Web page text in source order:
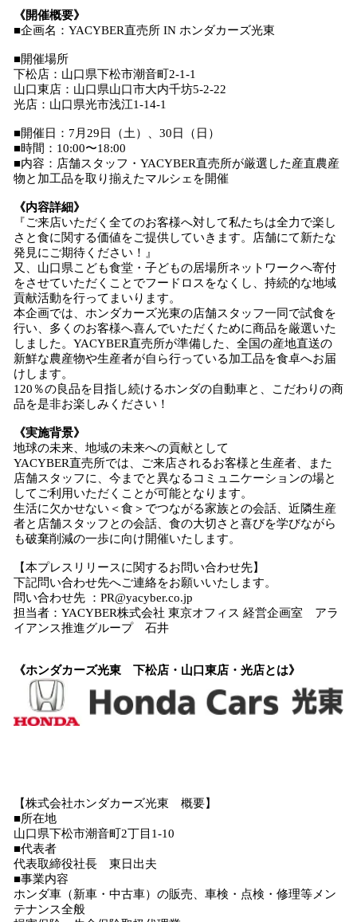
《開催概要》
■企画名：YACYBER直売所 IN ホンダカーズ光東
■開催場所
下松店：山口県下松市潮音町2-1-1
山口東店：山口県山口市大内千坊5-2-22
光店：山口県光市浅江1-14-1
■開催日：7月29日（土）、30日（日）
■時間：10:00〜18:00
■内容：店舗スタッフ・YACYBER直売所が厳選した産直農産
物と加工品を取り揃えたマルシェを開催
《内容詳細》
『ご来店いただく全てのお客様へ対して私たちは全力で楽し
さと食に関する価値をご提供していきます。店舗にて新たな
発見にご期待ください！』
又、山口県こども食堂・子どもの居場所ネットワークへ寄付
をさせていただくことでフードロスをなくし、持続的な地域
貢献活動を行ってまいります。
本企画では、ホンダカーズ光東の店舗スタッフ一同で試食を
行い、多くのお客様へ喜んでいただくために商品を厳選いた
しました。YACYBER直売所が準備した、全国の産地直送の
新鮮な農産物や生産者が自ら行っている加工品を食卓へお届
けします。
120％の良品を目指し続けるホンダの自動車と、こだわりの商
品を是非お楽しみください！
《実施背景》
地球の未来、地域の未来への貢献として
YACYBER直売所では、ご来店されるお客様と生産者、また
店舗スタッフに、今までと異なるコミュニケーションの場と
してご利用いただくことが可能となります。
生活に欠かせない＜食＞でつながる家族との会話、近隣生産
者と店舗スタッフとの会話、食の大切さと喜びを学びながら
も破棄削減の一歩に向け開催いたします。
【本プレスリリースに関するお問い合わせ先】
下記問い合わせ先へご連絡をお願いいたします。
問い合わせ先 ：PR@yacyber.co.jp
担当者：YACYBER株式会社 東京オフィス 経営企画室 アラ
イアンス推進グループ 石井
《ホンダカーズ光東 下松店・山口東店・光店とは》
【株式会社ホンダカーズ光東 概要】
■所在地
山口県下松市潮音町2丁目1-10
■代表者
代表取締役社長 東日出夫
■事業内容
ホンダ車（新車・中古車）の販売、車検・点検・修理等メン
テナンス全般